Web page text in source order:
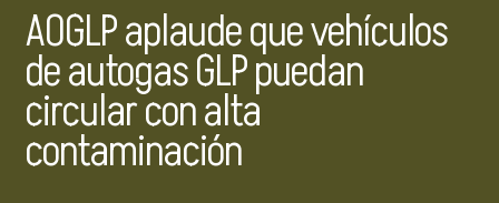
AOGLP aplaude que vehículos
de autogas GLP puedan
circular con alta
contaminación